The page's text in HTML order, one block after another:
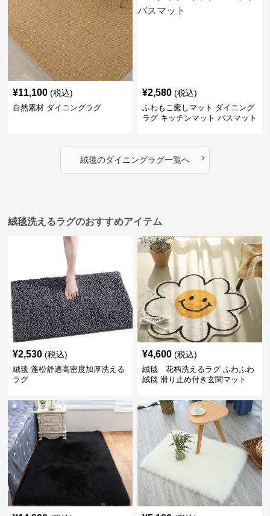
¥11,100 (税込)
自然素材 ダイニングラグ
¥2,580 (税込)
ふわもこ癒しマット ダイニング
ラグ キッチンマット バスマット
絨毯のダイニングラグ一覧へ ›
絨毯洗えるラグのおすすめアイテム
¥2,530 (税込)
絨毯 蓬松舒適高密度加厚洗える
ラグ
¥4,600 (税込)
絨毯 花柄洗えるラグ ふわふわ
絨毯 滑り止め付き玄関マット